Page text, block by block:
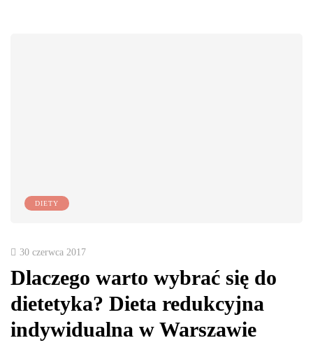
DIETY
30 czerwca 2017
Dlaczego warto wybrać się do
dietetyka? Dieta redukcyjna
indywidualna w Warszawie